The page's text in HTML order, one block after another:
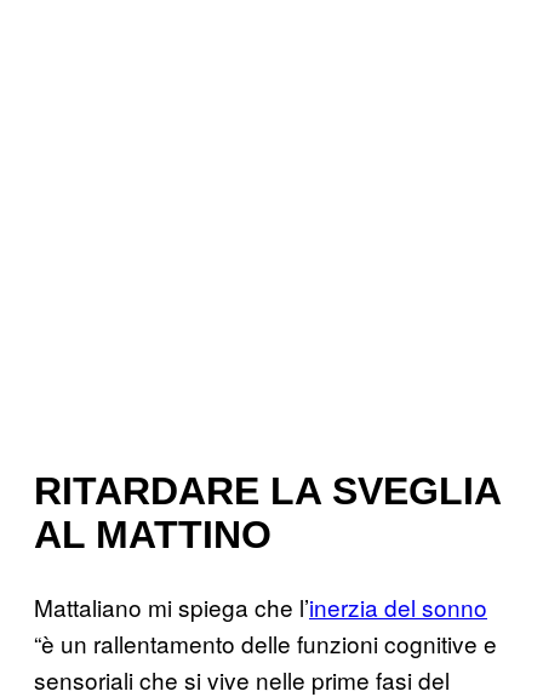
RITARDARE LA SVEGLIA
AL MATTINO
Mattaliano mi spiega che l’inerzia del sonno
“è un rallentamento delle funzioni cognitive e
sensoriali che si vive nelle prime fasi del